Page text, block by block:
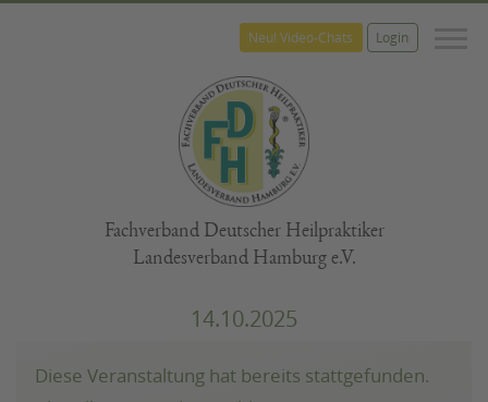
Neu! Video-Chats Login
Fachverband Deutscher Heilpraktiker
Landesverband Hamburg e.V.
14.10.2025
Diese Veranstaltung hat bereits stattgefunden.